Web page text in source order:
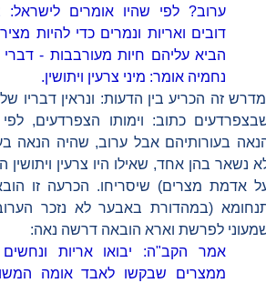
ערוב? לפי שהיו אומרים לישראל:
דובים ואריות ונמרים כדי להיות
הביא עליהם חיות מעורבבות - דברי
נחמיה אומר: מיני צרעין ויתושין.
זה הכריע בין הדעות: ונראין דבריו
כתוב: וימותו הצפרדעים,
בעורותיהם אבל ערוב, שהיה הנאה
נשאר בהן אחד, שאילו היו צרעין
אדמת מצרים) שיסריחו. הכרעה זו
(במהדורת באבער לא נזכר
לפרשת וארא הובאה דרשה נאה:
אמר הקב"ה: יבואו אריות ונחשים
ממצרים שבקשו לאבד אומה